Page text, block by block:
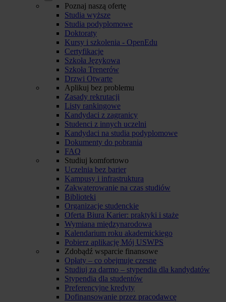
Poznaj naszą ofertę
Studia wyższe
Studia podyplomowe
Doktoraty
Kursy i szkolenia - OpenEdu
Certyfikacje
Szkoła Językowa
Szkoła Trenerów
Drzwi Otwarte
Aplikuj bez problemu
Zasady rekrutacji
Listy rankingowe
Kandydaci z zagranicy
Studenci z innych uczelni
Kandydaci na studia podyplomowe
Dokumenty do pobrania
FAQ
Studiuj komfortowo
Uczelnia bez barier
Kampusy i infrastruktura
Zakwaterowanie na czas studiów
Biblioteki
Organizacje studenckie
Oferta Biura Karier: praktyki i staże
Wymiana międzynarodowa
Kalendarium roku akademickiego
Pobierz aplikację Mój USWPS
Zdobądź wsparcie finansowe
Opłaty – co obejmuje czesne
Studiuj za darmo – stypendia dla kandydatów
Stypendia dla studentów
Preferencyjne kredyty
Dofinansowanie przez pracodawcę